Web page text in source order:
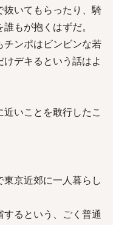
いてもらったり、騎
もが抱くはずだ。
ンポはビンビンな若
デキるという話はよ
いことを敢行したこ
京近郊に一人暮らし
るという、ごく普通